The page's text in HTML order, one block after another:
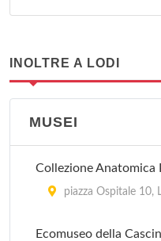
INOLTRE A LODI
MUSEI
Collezione Anatomica
piazza Ospitale 10,
Ecomuseo della